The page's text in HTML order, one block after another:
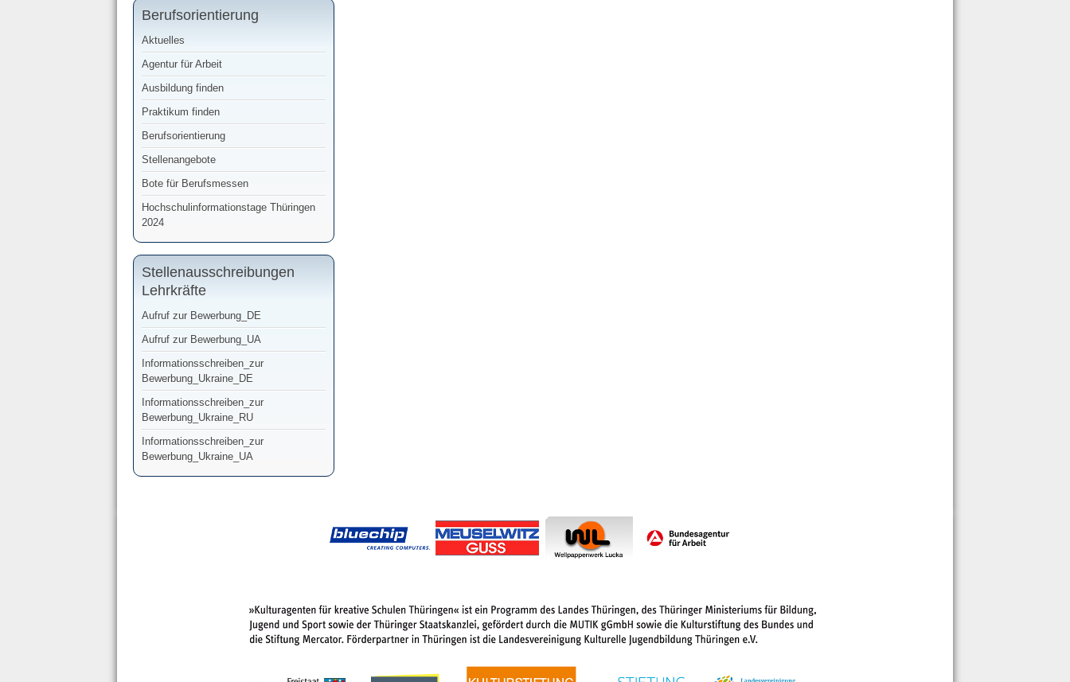
Berufsorientierung
Aktuelles
Agentur für Arbeit
Ausbildung finden
Praktikum finden
Berufsorientierung
Stellenangebote
Bote für Berufsmessen
Hochschulinformationstage Thüringen
2024
Stellenausschreibungen
Lehrkräfte
Aufruf zur Bewerbung_DE
Aufruf zur Bewerbung_UA
Informationsschreiben_zur
Bewerbung_Ukraine_DE
Informationsschreiben_zur
Bewerbung_Ukraine_RU
Informationsschreiben_zur
Bewerbung_Ukraine_UA